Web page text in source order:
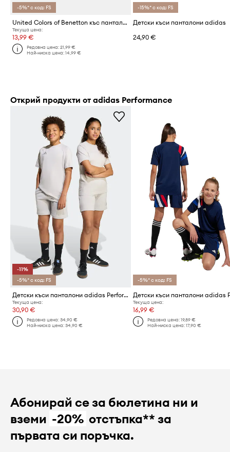
-5%* с код: FS
United Colors of Benetton къс панталон за деца от памук
Текуща цена:
13,99 €
Редовна цена:21,99 €
Най-ниска цена:14,99 €
-15%* с код: FS
Детски къси панталони adidas
24,90 €
Открий продукти от adidas Performance
-11%
-5%* с код: FS
Детски къси панталони adidas Performance
Текуща цена:
30,90 €
Редовна цена:34,90 €
Най-ниска цена:34,90 €
-5%* с код: FS
Текуща цена:
16,99 €
Редовна цена: 19,89 €
Най-ниска цена: 17,90 €
Абонирай се за бюлетина ни и
вземи -20% отстъпка** за
първата си поръчка.